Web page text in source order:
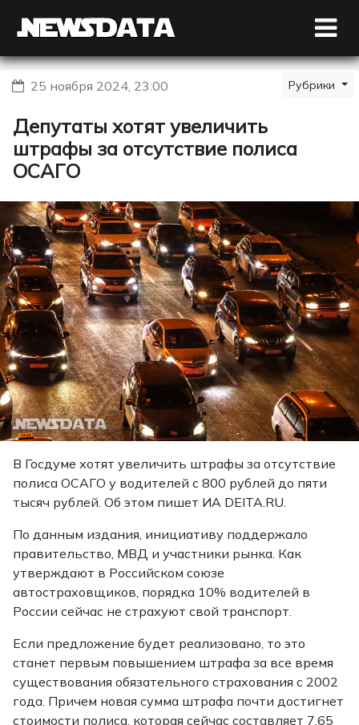
25 ноября 2024, 23:00 Рубрики
Депутаты хотят увеличить
штрафы за отсутствие полиса
ОСАГО
В Госдуме хотят увеличить штрафы за отсутствие
полиса ОСАГО у водителей с 800 рублей до пяти
тысяч рублей. Об этом пишет ИА DEITA.RU.
По данным издания, инициативу поддержало
правительство, МВД и участники рынка. Как
утверждают в Российском союзе
автостраховщиков, порядка 10% водителей в
России сейчас не страхуют свой транспорт.
Если предложение будет реализовано, то это
станет первым повышением штрафа за все время
существования обязательного страхования с 2002
года. Причем новая сумма штрафа почти достигнет
стоимости полиса, которая сейчас составляет 7,65